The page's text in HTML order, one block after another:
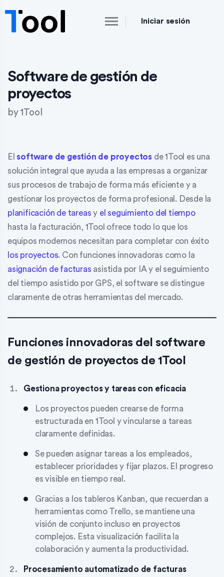
Iniciar sesión
Software de gestión de
proyectos
by1Tool
El software de gestión de proyectos de 1Tool es una
solución integral que ayuda a las empresas a organizar
sus procesos de trabajo de forma más eficiente y a
gestionar los proyectos de forma profesional. Desde la
planificación de tareas y el seguimiento del tiempo
hasta la facturación, 1Tool ofrece todo lo que los
equipos modernos necesitan para completar con éxito
los proyectos. Con funciones innovadoras como la
asignación de facturas asistida por IA y el seguimiento
del tiempo asistido por GPS, el software se distingue
claramente de otras herramientas del mercado.
Funciones innovadoras del software
de gestión de proyectos de 1Tool
Gestiona proyectos y tareas con eficacia
Los proyectos pueden crearse de forma
estructurada en 1Tool y vincularse a tareas
claramente definidas.
Se pueden asignar tareas a los empleados,
establecer prioridades y fijar plazos. El progreso
es visible en tiempo real.
Gracias a los tableros Kanban, que recuerdan a
herramientas como Trello, se mantiene una
visión de conjunto incluso en proyectos
complejos. Esta visualización facilita la
colaboración y aumenta la productividad.
Procesamiento automatizado de facturas